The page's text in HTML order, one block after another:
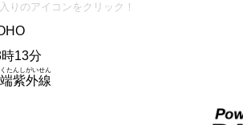
りのアイコンをクリック！
13分
紫外線
たんしがいせん